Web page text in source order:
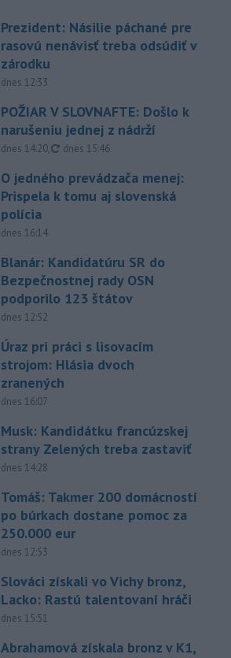
Prezident: Násilie páchané pre
rasovú nenávisť treba odsúdiť v
zárodku
dnes 12:33
POŽIAR V SLOVNAFTE: Došlo k
narušeniu jednej z nádrží
dnes 14:20, aktualizované
dnes 15:46
O jedného prevádzača menej:
Prispela k tomu aj slovenská
polícia
dnes 16:14
Blanár: Kandidatúru SR do
Bezpečnostnej rady OSN
podporilo 123 štátov
dnes 12:52
Úraz pri práci s lisovacím
strojom: Hlásia dvoch
zranených
dnes 16:07
Musk: Kandidátku francúzskej
strany Zelených treba zastaviť
dnes 14:28
Tomáš: Takmer 200 domácností
po búrkach dostane pomoc za
250.000 eur
dnes 12:53
Slováci získali vo Vichy bronz,
Lacko: Rastú talentovaní hráči
dnes 15:51
Abrahamová získala bronz v K1,